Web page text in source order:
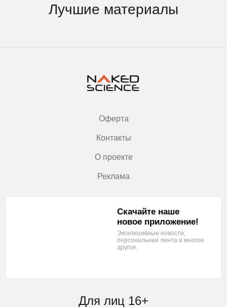
Лучшие материалы
Оферта
Контакты
О проекте
Реклама
Для лиц 16+
Скачайте наше
новое приложение!
Эксклюзивные новости,
персональная лента и многое
другое.